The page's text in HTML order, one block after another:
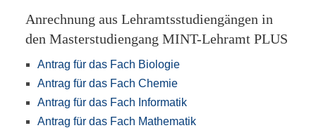
Anrechnung aus Lehramtsstudiengängen in
den Masterstudiengang MINT-Lehramt PLUS
Antrag für das Fach Biologie
Antrag für das Fach Chemie
Antrag für das Fach Informatik
Antrag für das Fach Mathematik